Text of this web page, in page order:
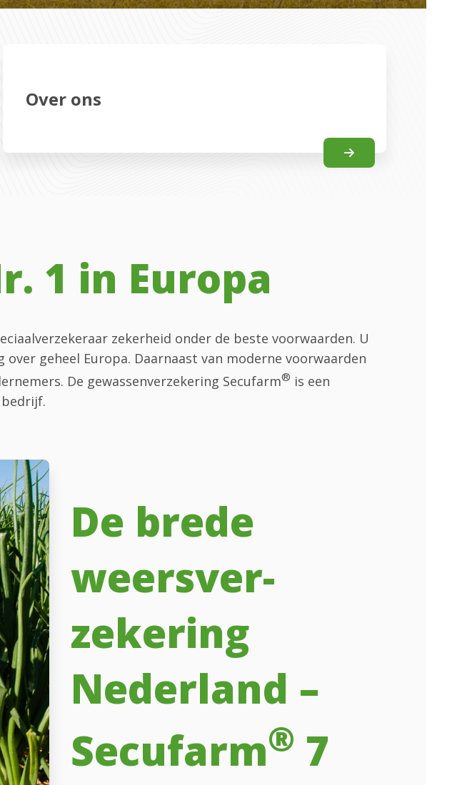
Over ons
1 in Europa
zekerheid onder de beste voorwaarden. U
geheel Europa. Daarnaast van moderne voorwaarden
De gewassenverzekering Secufarm® is een
De brede
weersver­
zekering
Nederland –
Secufarm® 7